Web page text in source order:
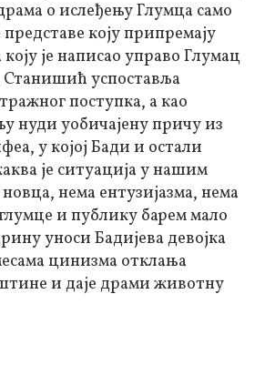
о ислеђењу Глумца само
коју припремају
је написао управо Глумац
успоставља
поступка, а као
нуди уобичајену причу из
у којој Бади и остали
је ситуација у нашим
нема ентузијазма, нема
и публику барем мало
уноси Бадијева девојка
цинизма отклања
и даје драми животну